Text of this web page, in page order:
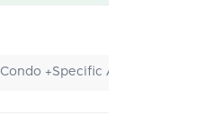
Condo +Specific Area